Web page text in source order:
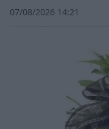
07/08/2026 14:21